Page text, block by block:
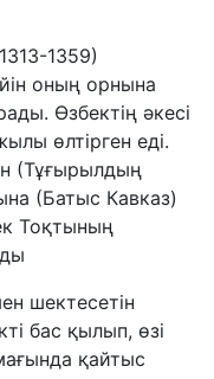
1359)
оның орнына
Өзбектің әкесі
өлтірген еді.
(Тұғырылдың
(Батыс Кавказ)
Тоқтының
шектесетін
бас қылып, өзі
қайтыс